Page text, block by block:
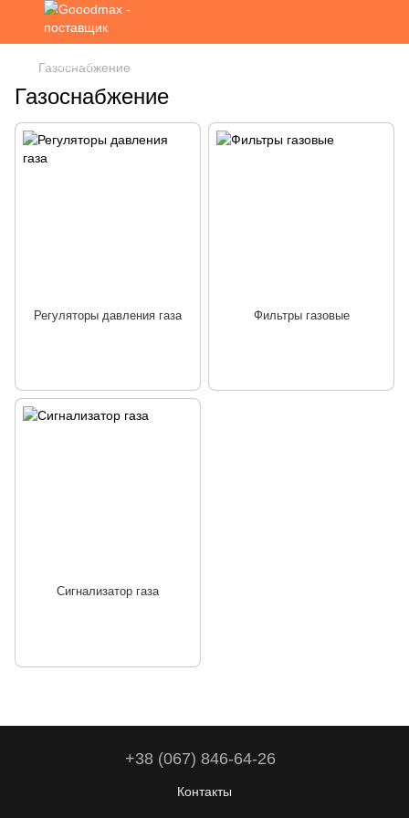
Газоснабжение
Газоснабжение
Регуляторы давления газа Фильтры газовые
Сигнализатор газа
+38 (067) 846-64-26
Контакты